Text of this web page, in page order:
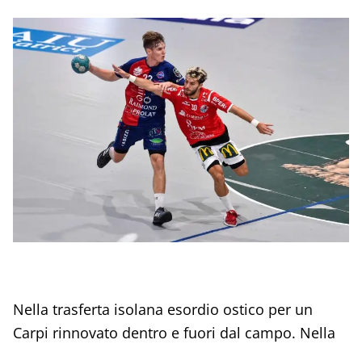
Nella trasferta isolana esordio ostico per un
Carpi rinnovato dentro e fuori dal campo. Nella